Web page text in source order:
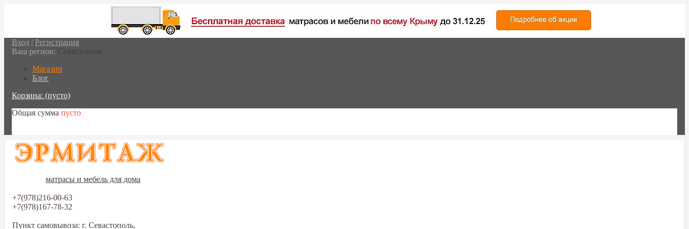
Вход | Регистрация
Ваш регион: Севастополь
Магазин
Блог
Корзина: (пусто)
Общая сумма пусто
матрасы и мебель для дома
+7(978)216-00-63
+7(978)167-78-32
Пункт самовывоза: г. Севастополь,